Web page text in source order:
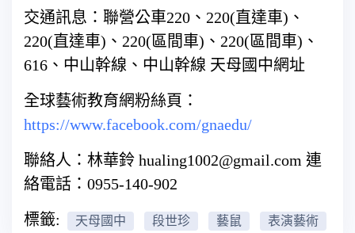
交通訊息：聯營公車220、220(直達車)、
220(直達車)、220(區間車)、220(區間車)、
616、中山幹線、中山幹線 天母國中網址
全球藝術教育網粉絲頁：
https://www.facebook.com/gnaedu/
聯絡人：林華鈴 hualing1002@gmail.com 連
絡電話：0955-140-902
標籤: 天母國中 段世珍 藝鼠 表演藝術